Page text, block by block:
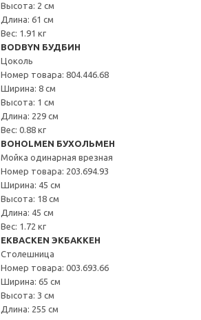
Высота: 2 см
Длина: 61 см
Вес: 1.91 кг
BODBYN БУДБИН
Цоколь
Номер товара: 804.446.68
Ширина: 8 см
Высота: 1 см
Длина: 229 см
Вес: 0.88 кг
BOHOLMEN БУХОЛЬМЕН
Мойка одинарная врезная
Номер товара: 203.694.93
Ширина: 45 см
Высота: 18 см
Длина: 45 см
Вес: 1.72 кг
EKBACKEN ЭКБАККЕН
Столешница
Номер товара: 003.693.66
Ширина: 65 см
Высота: 3 см
Длина: 255 см